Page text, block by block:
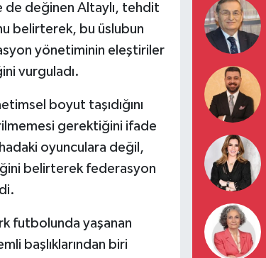
de değinen Altaylı, tehdit
belirterek, bu üslubun
yönetiminin eleştiriler
vurguladı.
boyut taşıdığını
gerektiğini ifade
oyunculara değil,
belirterek federasyon
futbolunda yaşanan
başlıklarından biri